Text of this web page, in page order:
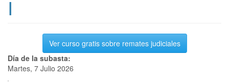
I
Ver curso gratis sobre remates judiciales
Día de la subasta:
Martes, 7 Julio 2026